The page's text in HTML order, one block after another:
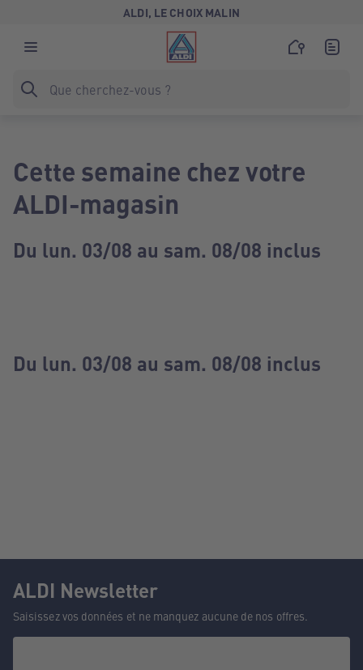
ALDI, LE CHOIX MALIN
Cette semaine chez votre
ALDI-magasin
Du lun. 03/08 au sam. 08/08 inclus
Du lun. 03/08 au sam. 08/08 inclus
ALDI Newsletter
Saisissez vos données et ne manquez aucune de nos offres.